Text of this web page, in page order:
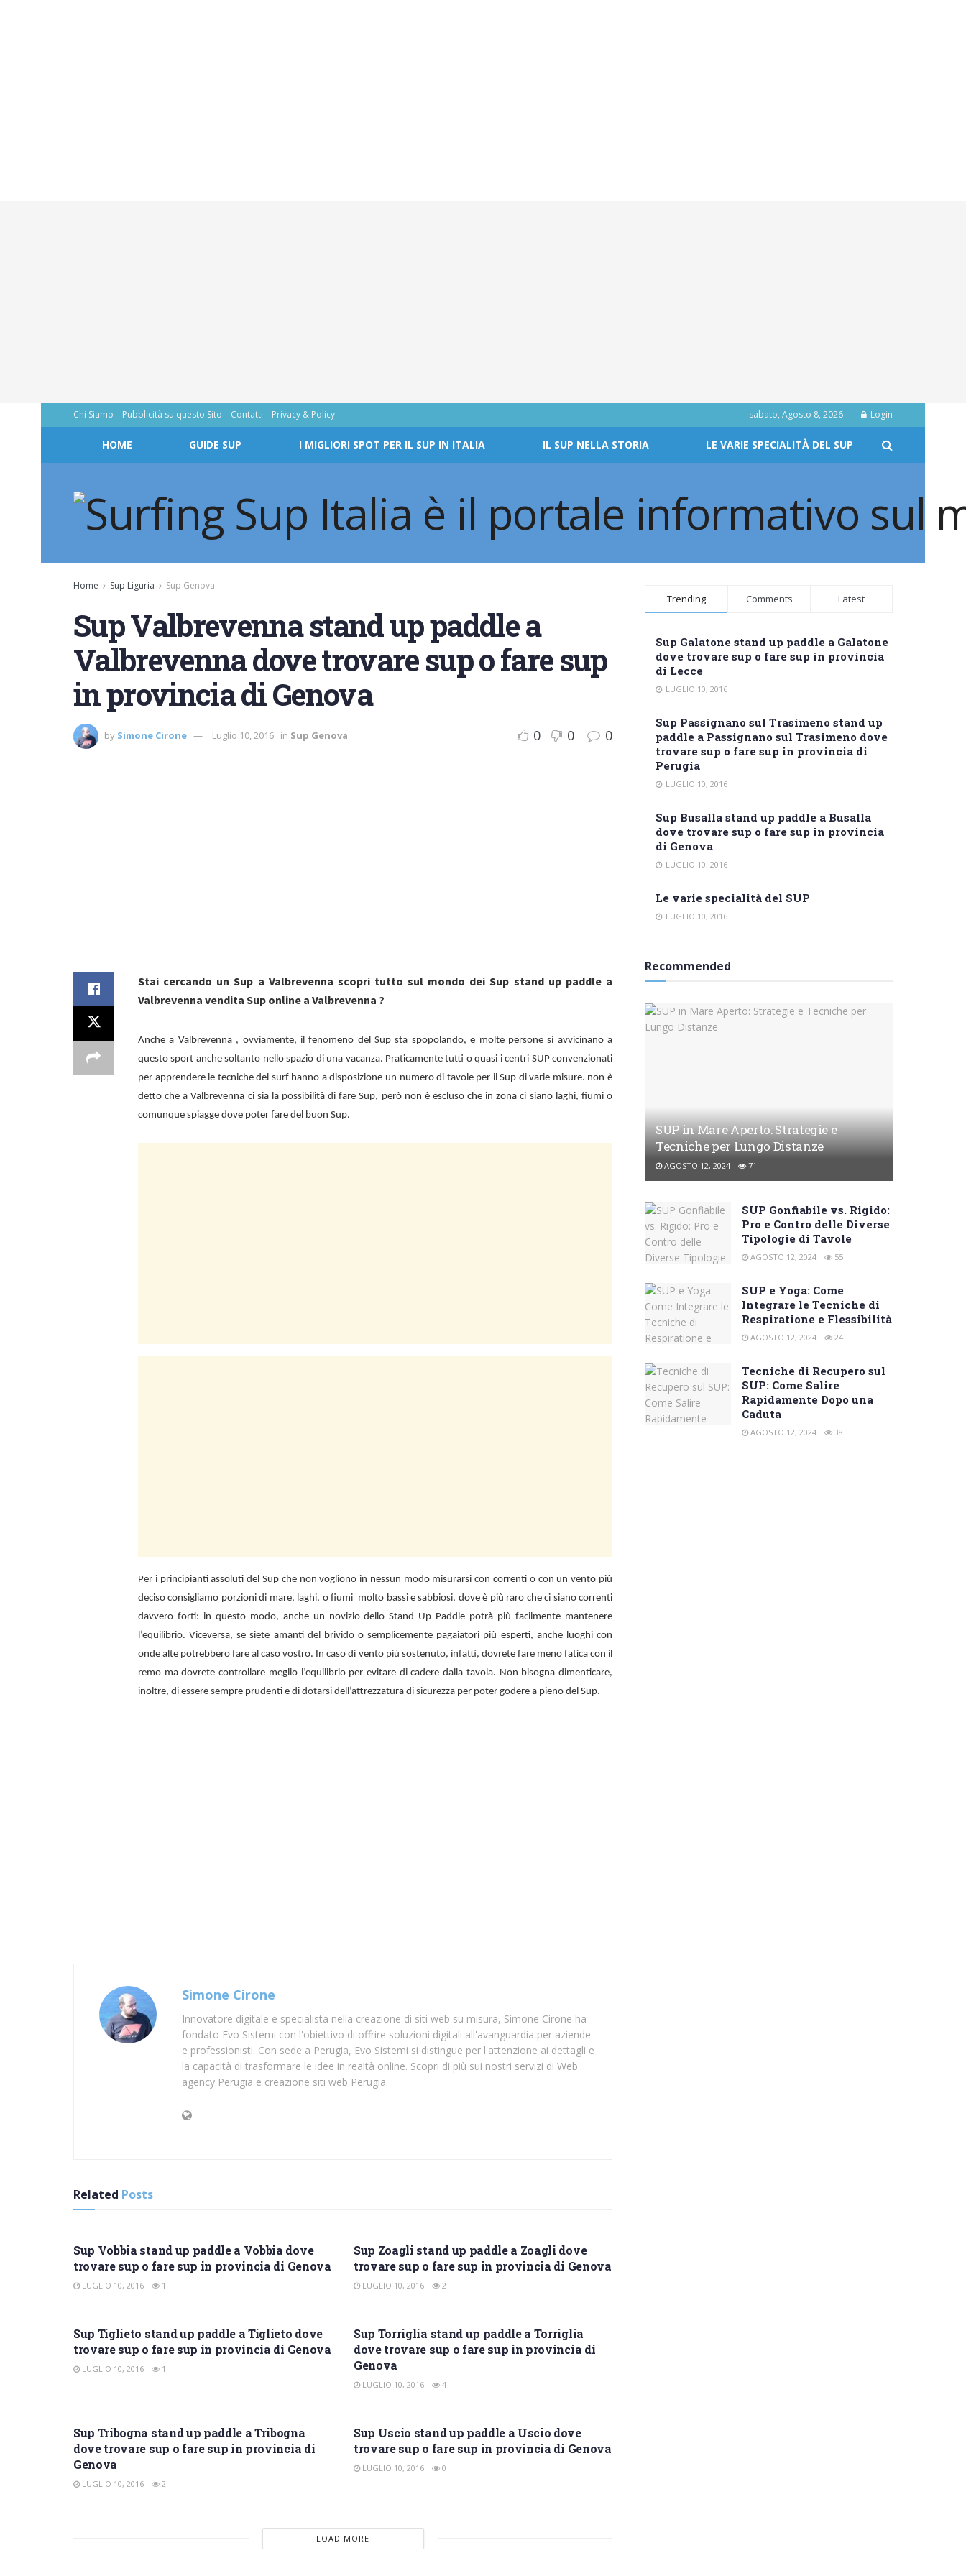
Chi Siamo Pubblicità su questo Sito Contatti Privacy & Policy sabato, Agosto 8, 2026 Login
HOME GUIDE SUP I MIGLIORI SPOT PER IL SUP IN ITALIA IL SUP NELLA STORIA LE VARIE SPECIALITÀ DEL SUP
Home Sup Liguria Sup Genova
Sup Valbrevenna stand up paddle a
Valbrevenna dove trovare sup o fare sup
in provincia di Genova
by Simone Cirone Luglio 10, 2016 in Sup Genova 0 0 0
Stai cercando un Sup a Valbrevenna scopri tutto sul mondo dei Sup stand up paddle a
Valbrevenna vendita Sup online a Valbrevenna ?
Anche a Valbrevenna , ovviamente, il fenomeno del Sup sta spopolando, e molte persone si avvicinano a
questo sport anche soltanto nello spazio di una vacanza. Praticamente tutti o quasi i centri SUP convenzionati
per apprendere le tecniche del surf hanno a disposizione un numero di tavole per il Sup di varie misure. non è
detto che aValbrevenna ci sia la possibilità di fare Sup, però non è escluso che in zona ci siano laghi, fiumi o
comunque spiagge dove poter fare del buon Sup.
Per i principianti assoluti del Sup che non vogliono in nessun modo misurarsi con correnti o con un vento più
deciso consigliamo porzioni di mare, laghi, o fiumi molto bassi e sabbiosi, dove è più raro che ci siano correnti
davvero forti: in questo modo, anche un novizio delloStand Up Paddle potrà più facilmente mantenere
l’equilibrio. Viceversa, se siete amanti del brivido o semplicemente pagaiatori più esperti, anche luoghi con
onde alte potrebbero fare al caso vostro. In caso di vento più sostenuto, infatti, dovrete fare meno fatica con il
remo ma dovrete controllare meglio l’equilibrio per evitare di cadere dalla tavola. Non bisogna dimenticare,
inoltre, di essere sempre prudenti e di dotarsi dell’attrezzatura di sicurezza per poter godere a pieno del Sup.
Simone Cirone
Innovatore digitale e specialista nella creazione di siti web su misura, Simone Cirone ha
fondato Evo Sistemi con l'obiettivo di offrire soluzioni digitali all'avanguardia per aziende
e professionisti. Con sede a Perugia, Evo Sistemi si distingue per l'attenzione ai dettagli e
la capacità di trasformare le idee in realtà online. Scopri di più sui nostri servizi di Web
agency Perugia e creazione siti web Perugia.
Related Posts
Sup Vobbia stand up paddle a Vobbia dove
trovare sup o fare sup in provincia di Genova
LUGLIO 10, 2016 1
Sup Zoagli stand up paddle a Zoagli dove
trovare sup o fare sup in provincia di Genova
LUGLIO 10, 2016 2
Sup Tiglieto stand up paddle a Tiglieto dove
trovare sup o fare sup in provincia di Genova
LUGLIO 10, 2016 1
Sup Torriglia stand up paddle a Torriglia
dove trovare sup o fare sup in provincia di
Genova
LUGLIO 10, 2016 4
Sup Tribogna stand up paddle a Tribogna
dove trovare sup o fare sup in provincia di
Genova
LUGLIO 10, 2016 2
Sup Uscio stand up paddle a Uscio dove
trovare sup o fare sup in provincia di Genova
LUGLIO 10, 2016 0
LOAD MORE
Trending Comments Latest
Sup Galatone stand up paddle a Galatone
dove trovare sup o fare sup in provincia
di Lecce
LUGLIO 10, 2016
Sup Passignano sul Trasimeno stand up
paddle a Passignano sul Trasimeno dove
trovare sup o fare sup in provincia di
Perugia
LUGLIO 10, 2016
Sup Busalla stand up paddle a Busalla
dove trovare sup o fare sup in provincia
di Genova
LUGLIO 10, 2016
Le varie specialità del SUP
LUGLIO 10, 2016
Recommended
SUP in Mare Aperto: Strategie e
Tecniche per Lungo Distanze
AGOSTO 12, 2024 71
SUP Gonfiabile vs. Rigido:
Pro e Contro delle Diverse
Tipologie di Tavole
AGOSTO 12, 2024 55
SUP e Yoga: Come
Integrare le Tecniche di
Respiratione e Flessibilità
AGOSTO 12, 2024 24
Tecniche di Recupero sul
SUP: Come Salire
Rapidamente Dopo una
Caduta
AGOSTO 12, 2024 38